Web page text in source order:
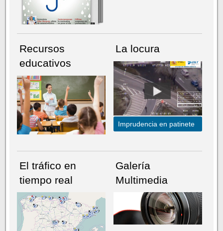
Recursos
educativos
La locura
Imprudencia en patinete
El tráfico en
tiempo real
Galería
Multimedia